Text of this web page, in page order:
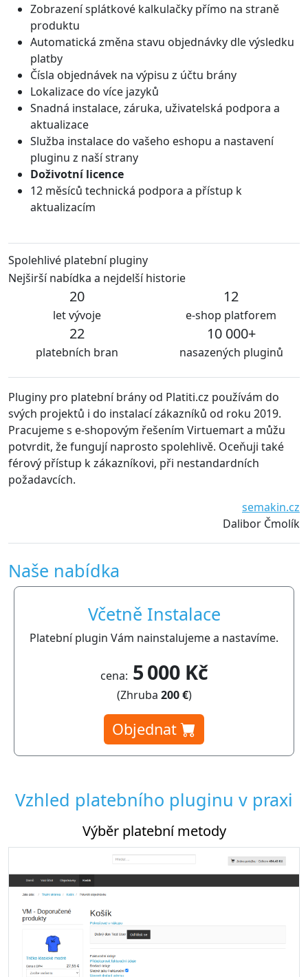
Zobrazení splátkové kalkulačky přímo na straně
produktu
Automatická změna stavu objednávky dle výsledku
platby
Čísla objednávek na výpisu z účtu brány
Lokalizace do více jazyků
Snadná instalace, záruka, uživatelská podpora a
aktualizace
Služba instalace do vašeho eshopu a nastavení
pluginu z naší strany
Doživotní licence
12 měsíců technická podpora a přístup k
aktualizacím
Spolehlivé platební pluginy
Nejširší nabídka a nejdelší historie
20
let vývoje
12
e-shop platforem
22
platebních bran
10 000+
nasazených pluginů
pro platební brány od Platiti.cz používám do
projektů i do instalací zákazníků od roku 2019.
s e-shopovým řešením Virtuemart a můžu
že fungují naprosto spolehlivě. Oceňuji také
přístup k zákazníkovi, při nestandardních
semakin.cz
Dalibor Čmolík
S
Naše nabídka
Včetně Instalace
Platební plugin Vám nainstalujeme a nastavíme.
cena: 5 000 Kč
(Zhruba 200 €)
Objednat
Vzhled platebního pluginu v praxi
Výběr platební metody